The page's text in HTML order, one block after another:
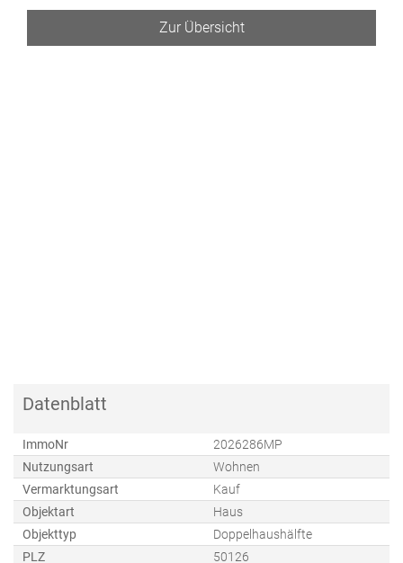
Zur Übersicht
Datenblatt
ImmoNr
2026286MP
Nutzungsart
Wohnen
Vermarktungsart
Kauf
Objektart
Haus
Objekttyp
Doppelhaushälfte
PLZ
50126